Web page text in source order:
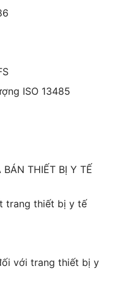
ISO 13485
THIẾT BỊ Y TẾ
trang thiết bị y tế
với trang thiết bị y